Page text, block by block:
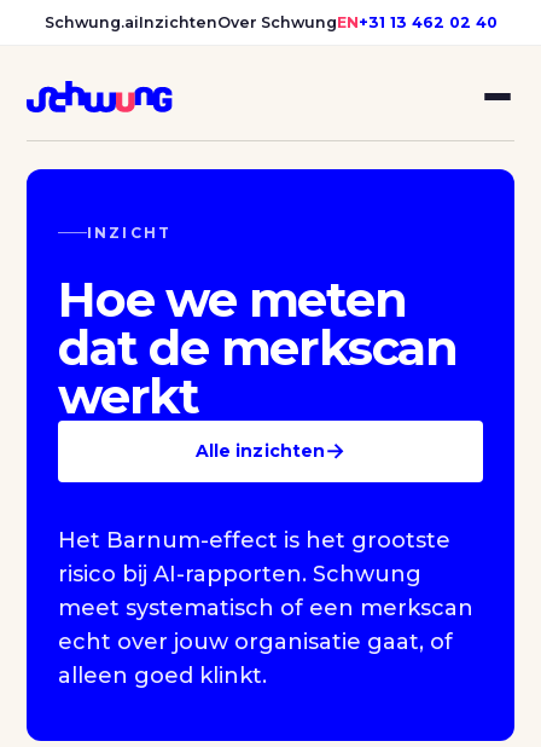
Schwung.aiInzichtenOver SchwungEN+31 13 462 02 40
INZICHT
Hoe we meten
dat de merkscan
werkt
Alle inzichten→
Het Barnum-effect is het grootste
risico bij AI-rapporten. Schwung
meet systematisch of een merkscan
echt over jouw organisatie gaat, of
alleen goed klinkt.